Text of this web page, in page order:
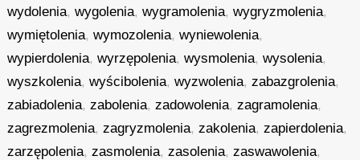
wydolenia,wygolenia,wygramolenia,wygryzmolenia,
wymiętolenia,wymozolenia,wyniewolenia,
wypierdolenia,wyrzępolenia,wysmolenia,wysolenia,
wyszkolenia,wyścibolenia,wyzwolenia,zabazgrolenia,
zabiadolenia,zabolenia,zadowolenia,zagramolenia,
zagrezmolenia,zagryzmolenia,zakolenia,zapierdolenia,
zarzępolenia,zasmolenia,zasolenia,zaswawolenia,